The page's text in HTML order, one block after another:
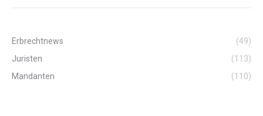
Erbrechtnews
(49)
Juristen
(113)
Mandanten
(110)